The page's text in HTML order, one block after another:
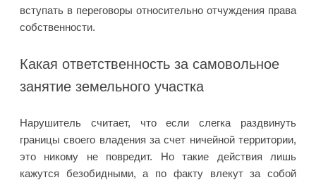
вступать в переговоры относительно отчуждения права
собственности.
Какая ответственность за самовольное
занятие земельного участка
Нарушитель считает, что если слегка раздвинуть
границы своего владения за счет ничейной территории,
это никому не повредит. Но такие действия лишь
кажутся безобидными, а по факту влекут за собой